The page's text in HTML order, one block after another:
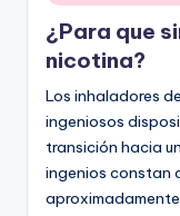
en
¿Para que
nicotina?
Los inhaladores
ingeniosos
transición hacia
ingenios constan